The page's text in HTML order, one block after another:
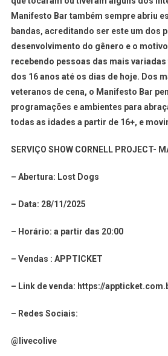
Manifesto Bar também sempre abriu
bandas, acreditando ser este um dos
desenvolvimento do gênero e o
recebendo pessoas das mais
dos 16 anos até os dias de hoje. Dos
veteranos de cena, o Manifesto Bar
programações e ambientes para
todas as idades a partir de 16+, e
SERVIÇO SHOW CORNELL PROJECT-
– Abertura: Lost Dogs
– Data: 28/11/2025
– Horário: a partir das 20:00
– Vendas : APPTICKET
– Link de venda: https://
– Redes Sociais:
@livecolive